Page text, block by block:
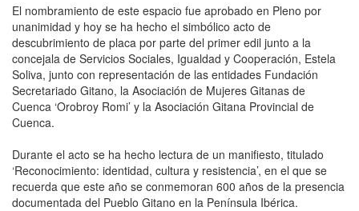
El nombramiento de este espacio fue aprobado en Pleno por
unanimidad y hoy se ha hecho el simbólico acto de
descubrimiento de placa por parte del primer edil junto a la
concejala de Servicios Sociales, Igualdad y Cooperación, Estela
Soliva, junto con representación de las entidades Fundación
Secretariado Gitano, la Asociación de Mujeres Gitanas de
Cuenca ‘Orobroy Romi’ y la Asociación Gitana Provincial de
Cuenca.
Durante el acto se ha hecho lectura de un manifiesto, titulado
‘Reconocimiento: identidad, cultura y resistencia’, en el que se
recuerda que este año se conmemoran 600 años de la presencia
documentada del Pueblo Gitano en la Península Ibérica.